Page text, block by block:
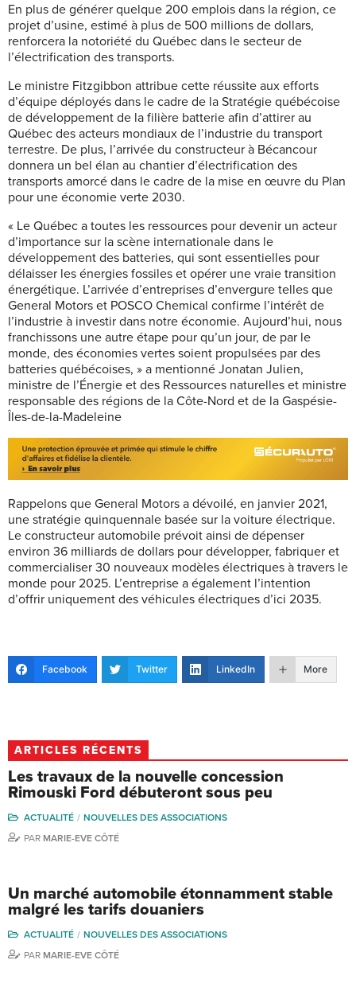
En plus de générer quelque 200 emplois dans la région, ce
projet d’usine, estimé à plus de 500 millions de dollars,
renforcera la notoriété du Québec dans le secteur de
l’électrification des transports.
Le ministre Fitzgibbon attribue cette réussite aux efforts
d’équipe déployés dans le cadre de la Stratégie québécoise
de développement de la filière batterie afin d’attirer au
Québec des acteurs mondiaux de l’industrie du transport
terrestre. De plus, l’arrivée du constructeur à Bécancour
donnera un bel élan au chantier d’électrification des
transports amorcé dans le cadre de la mise en œuvre du Plan
pour une économie verte 2030.
« Le Québec a toutes les ressources pour devenir un acteur
d’importance sur la scène internationale dans le
développement des batteries, qui sont essentielles pour
délaisser les énergies fossiles et opérer une vraie transition
énergétique. L’arrivée d’entreprises d’envergure telles que
General Motors et POSCO Chemical confirme l’intérêt de
l’industrie à investir dans notre économie. Aujourd’hui, nous
franchissons une autre étape pour qu’un jour, de par le
monde, des économies vertes soient propulsées par des
batteries québécoises, » a mentionné Jonatan Julien,
ministre de l’Énergie et des Ressources naturelles et ministre
responsable des régions de la Côte-Nord et de la Gaspésie-
Îles-de-la-Madeleine
Rappelons que General Motors a dévoilé, en janvier 2021,
une stratégie quinquennale basée sur la voiture électrique.
Le constructeur automobile prévoit ainsi de dépenser
environ 36 milliards de dollars pour développer, fabriquer et
commercialiser 30 nouveaux modèles électriques à travers le
monde pour 2025. L’entreprise a également l’intention
d’offrir uniquement des véhicules électriques d’ici 2035.
Facebook Twitter LinkedIn More
ARTICLES RÉCENTS
Les travaux de la nouvelle concession
Rimouski Ford débuteront sous peu
ACTUALITÉ
NOUVELLES DES ASSOCIATIONS
PAR MARIE-EVE CÔTÉ
Un marché automobile étonnamment stable
malgré les tarifs douaniers
ACTUALITÉ
NOUVELLES DES ASSOCIATIONS
PAR MARIE-EVE CÔTÉ